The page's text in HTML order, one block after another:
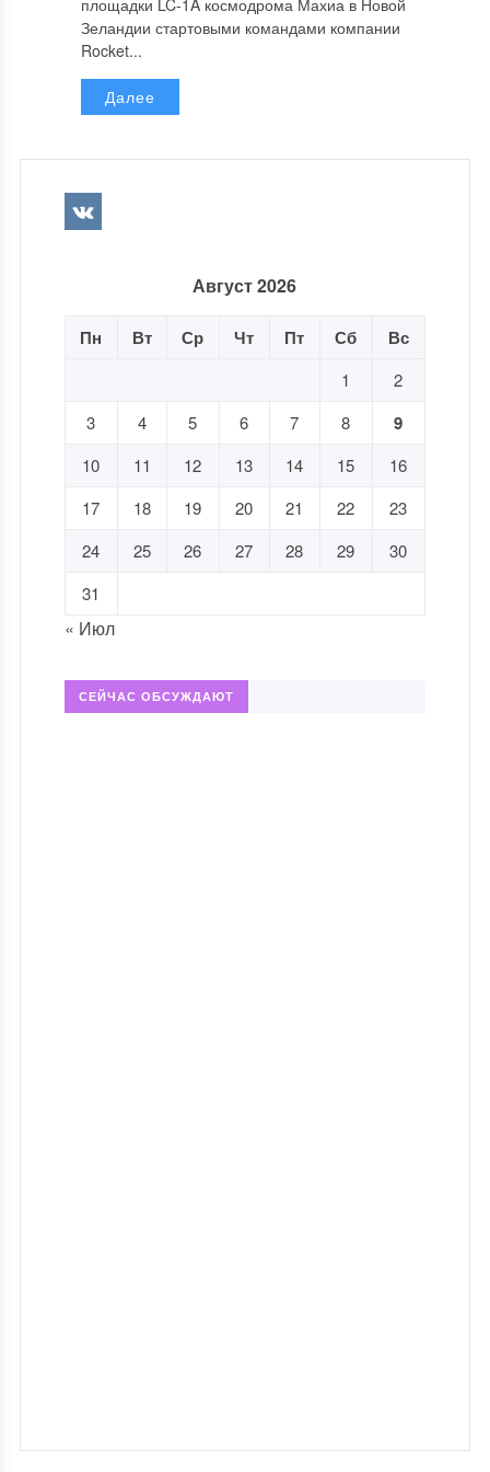
площадки LC-1A космодрома Махиа в Новой
Зеландии стартовыми командами компании
Rocket...
Далее
Август 2026
Пн Вт Ср Чт Пт Сб Вс
1
2
3
4 5 6 7 8 9
10 11 12 13 14 15
16
17
18 19 20 21 22
23
24
25 26 27 28 29
30
31
« Июл
СЕЙЧАС ОБСУЖДАЮТ